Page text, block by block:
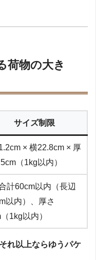
荷物の大き
サイズ制限
× 横22.8cm × 厚
（1kg以内）
計60cm以内（長辺
以内）、厚さ
1kg以内）
れ以上ならゆうパケ